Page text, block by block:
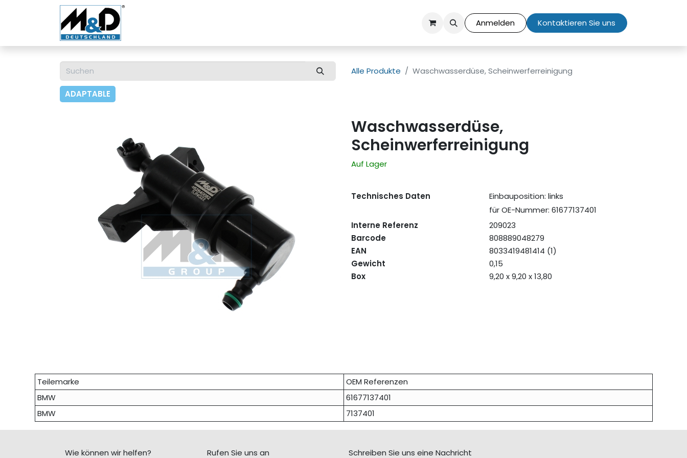
Anmelden Kontaktieren Sie uns
Alle Produkte Waschwasserdüse, Scheinwerferreinigung
ADAPTABLE
Waschwasserdüse,
Scheinwerferreinigung
Auf Lager
Technisches Daten
Einbauposition: links
für OE-Nummer: 61677137401
Interne Referenz
209023
Barcode
808889048279
EAN
8033419481414 (1)
Gewicht
0,15
Box
9,20 x 9,20 x 13,80
Teilemarke
OEM Referenzen
BMW
61677137401
BMW
7137401
Wie können wir helfen? Rufen Sie uns an Schreiben Sie uns eine Nachricht